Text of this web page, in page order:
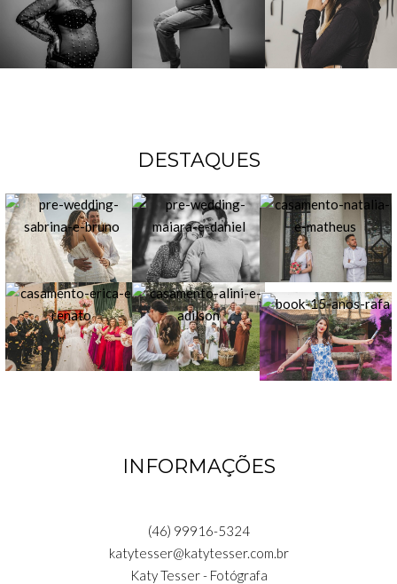
DESTAQUES
INFORMAÇÕES
(46) 99916-5324
katytesser@katytesser.com.br
Katy Tesser - Fotógrafa